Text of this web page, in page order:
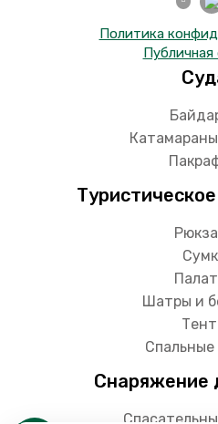
Политика
Шатры и
Снаряжение